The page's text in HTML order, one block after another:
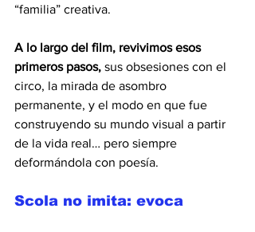
“familia” creativa.
A lo largo del film, revivimos esos
primeros pasos, sus obsesiones con el
circo, la mirada de asombro
permanente, y el modo en que fue
construyendo su mundo visual a partir
de la vida real… pero siempre
deformándola con poesía.
Scola no imita: evoca